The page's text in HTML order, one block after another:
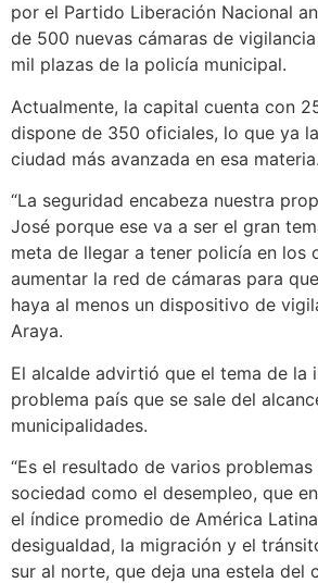
por el Partido Liberación Nacional
de 500 nuevas cámaras de
mil plazas de la policía municipal.
Actualmente, la capital cuenta con
dispone de 350 oficiales, lo que ya
ciudad más avanzada en esa materia.
“La seguridad encabeza nuestra
José porque ese va a ser el gran
meta de llegar a tener policía en los
aumentar la red de cámaras para
haya al menos un dispositivo de
Araya.
El alcalde advirtió que el tema de la
problema país que se sale del
municipalidades.
“Es el resultado de varios
sociedad como el desempleo, que
el índice promedio de América
desigualdad, la migración y el
sur al norte, que deja una estela del